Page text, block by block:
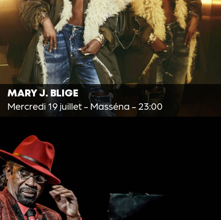
MARY J. BLIGE
Mercredi 19 juillet- Masséna - 23:00